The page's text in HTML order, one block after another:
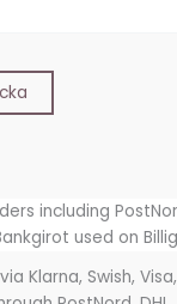
Klarna, Swish,